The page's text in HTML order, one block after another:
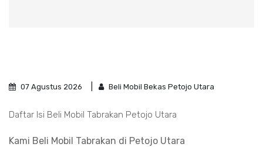
07 Agustus 2026 Beli Mobil Bekas Petojo Utara
Daftar Isi Beli Mobil Tabrakan Petojo Utara
Kami Beli Mobil Tabrakan di Petojo Utara